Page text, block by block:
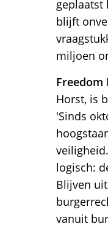
geplaatst
blijft
miljoen
Horst, is
'Sinds
logisch:
Blijven
vanuit